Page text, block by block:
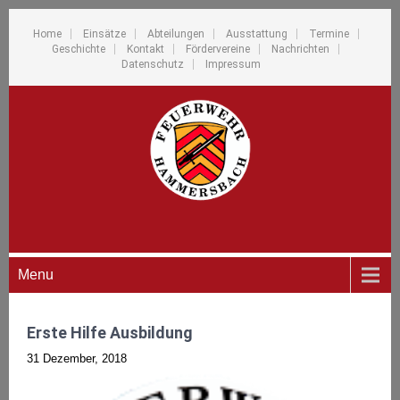
Home Einsätze Abteilungen Ausstattung
Termine
Geschichte
Kontakt Fördervereine
Nachrichten
Datenschutz
Impressum
Menu
Erste Hilfe Ausbildung
31 Dezember, 2018